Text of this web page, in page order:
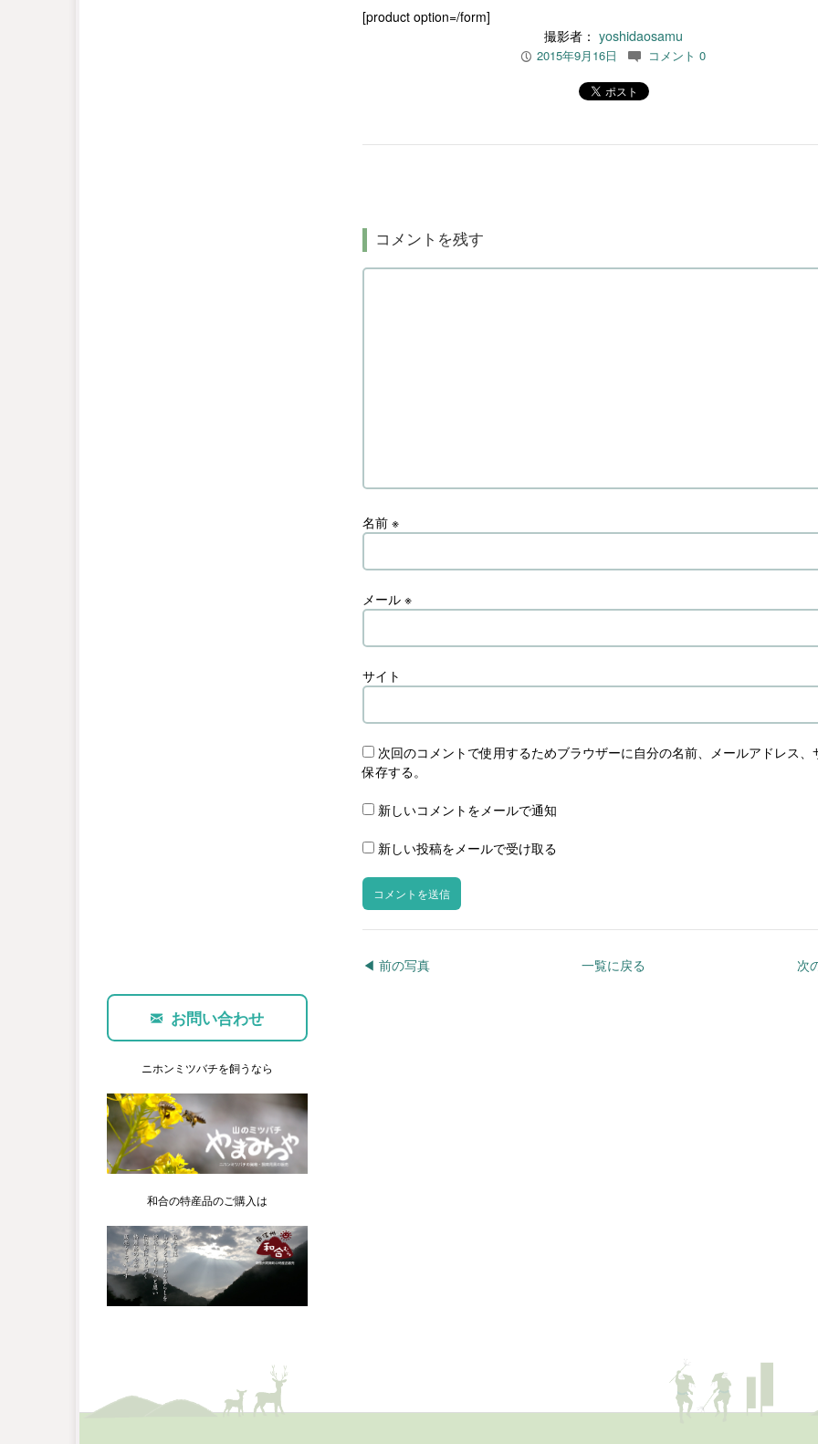
[product option=/form]
撮影者： yoshidaosamu
P 2015年9月16日 c コメント 0
コメントを残す
名前 ※
メール ※
サイト
次回のコメントで使用するためブラウザーに自分の名前、メールアドレス、
保存する。
新しいコメントをメールで通知
新しい投稿をメールで受け取る
◀︎ 前の写真 次
一覧に戻る
お問い合わせ
ニホンミツバチを飼うなら
和合の特産品のご購入は